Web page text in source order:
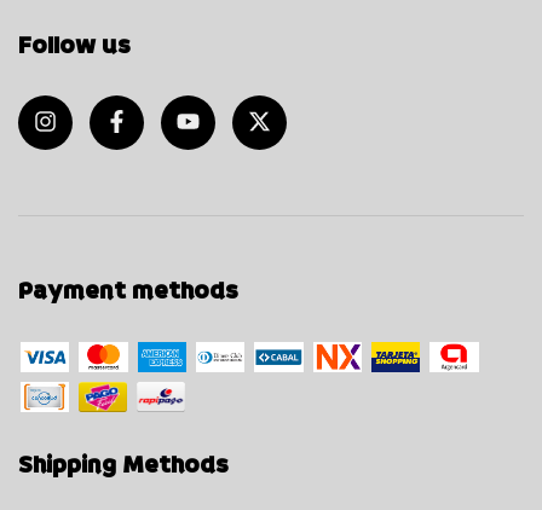
Follow us
Payment methods
Shipping Methods